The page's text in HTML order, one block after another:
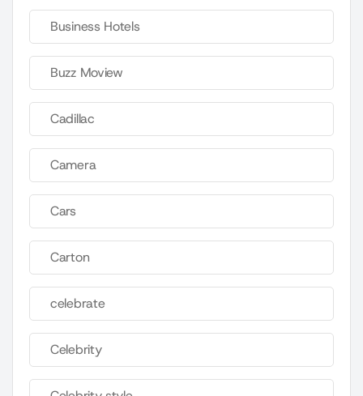
Business Hotels
Buzz Moview
Cadillac
Camera
Cars
Carton
celebrate
Celebrity